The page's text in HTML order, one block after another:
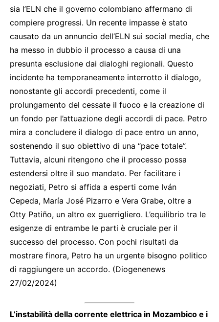
sia l’ELN che il governo colombiano affermano di
compiere progressi. Un recente impasse è stato
causato da un annuncio dell’ELN sui social media, che
ha messo in dubbio il processo a causa di una
presunta esclusione dai dialoghi regionali. Questo
incidente ha temporaneamente interrotto il dialogo,
nonostante gli accordi precedenti, come il
prolungamento del cessate il fuoco e la creazione di
un fondo per l’attuazione degli accordi di pace. Petro
mira a concludere il dialogo di pace entro un anno,
sostenendo il suo obiettivo di una “pace totale”.
Tuttavia, alcuni ritengono che il processo possa
estendersi oltre il suo mandato. Per facilitare i
negoziati, Petro si affida a esperti come Iván
Cepeda, María José Pizarro e Vera Grabe, oltre a
Otty Patiño, un altro ex guerrigliero. L’equilibrio tra le
esigenze di entrambe le parti è cruciale per il
successo del processo. Con pochi risultati da
mostrare finora, Petro ha un urgente bisogno politico
di raggiungere un accordo. (Diogenenews
27/02/2024)
L’instabilità della corrente elettrica in Mozambico e i